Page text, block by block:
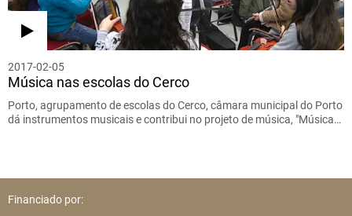
2017-02-05
Música nas escolas do Cerco
Porto, agrupamento de escolas do Cerco, câmara municipal do Porto
dá instrumentos musicais e contribui no projeto de música, "Música…
Financiado por: